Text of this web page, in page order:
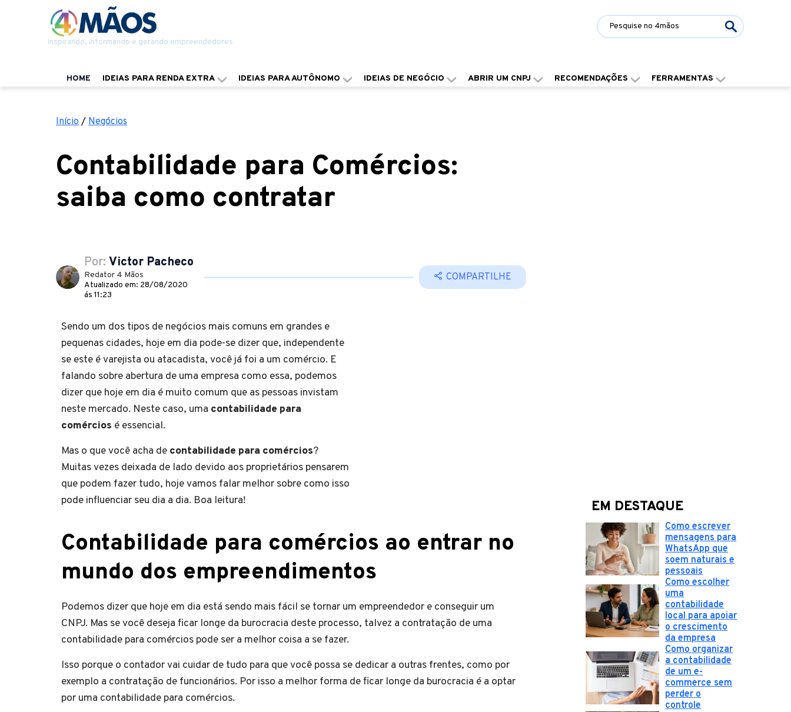
Inspirando, informando e gerando empreendedores
HOME IDEIAS PARA RENDA EXTRA IDEIAS PARA AUTÔNOMO IDEIAS DE NEGÓCIO ABRIR UM CNPJ RECOMENDAÇÕES FERRAMENTAS
Início / Negócios
Contabilidade para Comércios:
saiba como contratar
Por: Victor Pacheco
Redator 4 Mãos
Atualizado em: 28/08/2020
ás 11:23
COMPARTILHE
Sendo um dos tipos de negócios mais comuns em grandes e
pequenas cidades, hoje em dia pode-se dizer que, independente
se este é varejista ou atacadista, você já foi a um comércio. E
falando sobre abertura de uma empresa como essa, podemos
dizer que hoje em dia é muito comum que as pessoas invistam
neste mercado. Neste caso, uma contabilidade para
comércios é essencial.
Mas o que você acha de contabilidade para comércios?
Muitas vezes deixada de lado devido aos proprietários pensarem
que podem fazer tudo, hoje vamos falar melhor sobre como isso
pode influenciar seu dia a dia. Boa leitura!
Contabilidade para comércios ao entrar no
mundo dos empreendimentos
Podemos dizer que hoje em dia está sendo mais fácil se tornar um empreendedor e conseguir um
CNPJ. Mas se você deseja ficar longe da burocracia deste processo, talvez a contratação de uma
contabilidade para comércios pode ser a melhor coisa a se fazer.
Isso porque o contador vai cuidar de tudo para que você possa se dedicar a outras frentes, como por
exemplo a contratação de funcionários. Por isso a melhor forma de ficar longe da burocracia é a optar
por uma contabilidade para comércios.
EM DESTAQUE
Como escrever
mensagens para
WhatsApp que
soem naturais e
pessoais
Como escolher
uma
contabilidade
local para apoiar
o crescimento
da empresa
Como organizar
a contabilidade
de um e-
commerce sem
perder o
controle